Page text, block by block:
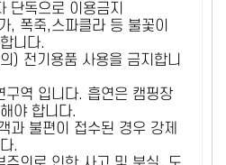
단독으로 이용금지
, 폭죽,스파클라 등 불꽃이
니다.
) 전기용품 사용을 금지합니
구역 입니다. 흡연은 캠핑장
야 합니다.
과 불편이 접수된 경우 강제
.